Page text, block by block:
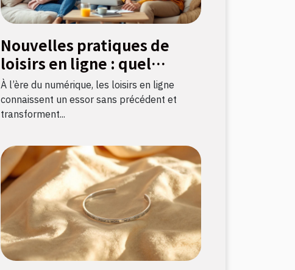
Nouvelles pratiques de
loisirs en ligne : quel
impact sur la culture
française ?
À l’ère du numérique, les loisirs en ligne
connaissent un essor sans précédent et
transforment...